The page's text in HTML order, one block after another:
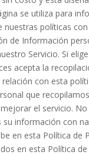
se utiliza para
nuestras políticas
de Información
Servicio. Si
acepta la
con esta
que
el servicio.
información con
en esta Política de
en esta Política de